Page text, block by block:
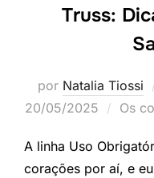
Truss:
por Natalia Tiossi
20/05/2025 Os
A linha Uso
corações por aí, e